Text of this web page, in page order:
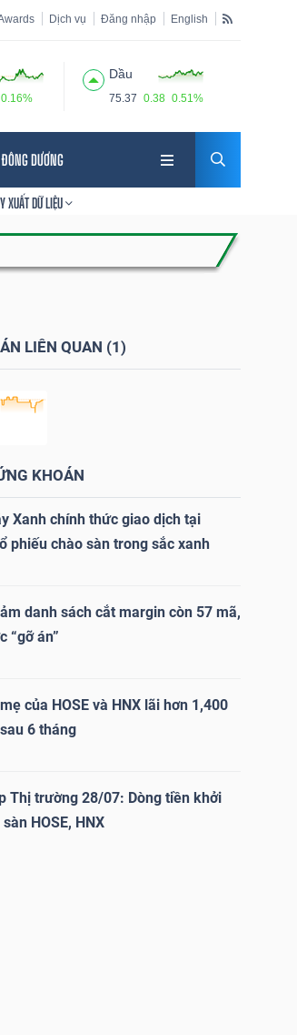
Dịch vụ Đăng nhập English
0.16%
Dầu
75.37 0.38 0.51%
ĐÔNG DƯƠNG
XUẤT DỮ LIỆU
LIÊN QUAN (1)
KHOÁN
Xanh chính thức giao dịch tại
phiếu chào sàn trong sắc xanh
danh sách cắt margin còn 57 mã,
“gỡ án”
của HOSE và HNX lãi hơn 1,400
6 tháng
Thị trường 28/07: Dòng tiền khởi
HOSE, HNX